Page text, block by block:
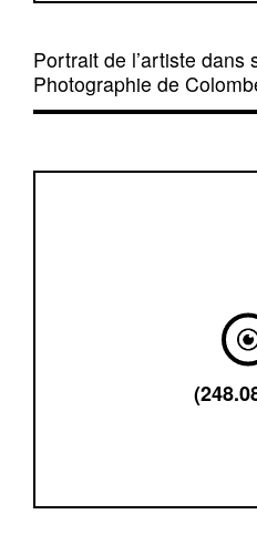
Portrait de l’artiste dans
Photographie de